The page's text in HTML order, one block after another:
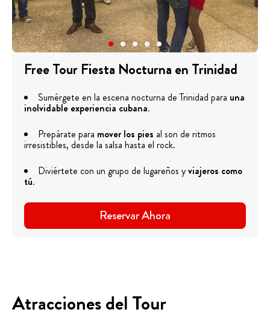
Free Tour Fiesta Nocturna en Trinidad
Sumérgete en la escena nocturna de Trinidad para una
inolvidable experiencia cubana.
Prepárate para mover los pies al son de ritmos
irresistibles, desde la salsa hasta el rock.
Diviértete con un grupo de lugareños yviajeros como
tú.
Reservar Ahora
Atracciones del Tour